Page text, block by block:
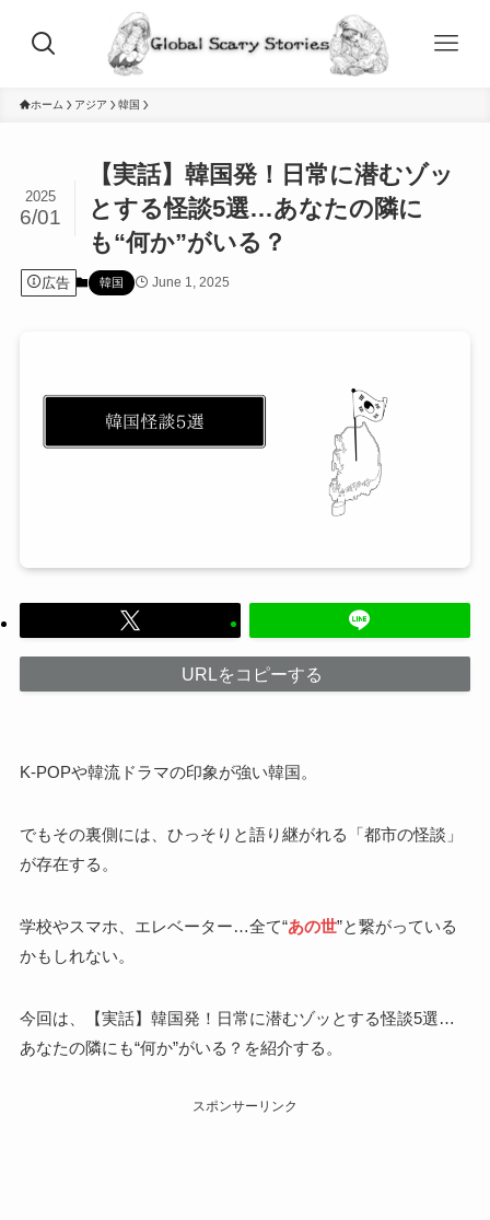
ホーム アジア 韓国
【実話】韓国発！日常に潜むゾッ
とする怪談5選…あなたの隣に
も“何か”がいる？
2025
6/01
広告 韓国 June 1, 2025
URLをコピーする
K-POPや韓流ドラマの印象が強い韓国。
でもその裏側には、ひっそりと語り継がれる「都市の怪談」
が存在する。
学校やスマホ、エレベーター…全て“あの世”と繋がっている
かもしれない。
今回は、【実話】韓国発！日常に潜むゾッとする怪談5選…
あなたの隣にも“何か”がいる？を紹介する。
スポンサーリンク